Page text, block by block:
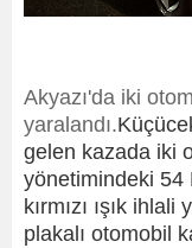
Akyazı'da iki
yaralandı.
gelen kazada iki
yönetimindeki 54
kırmızı ışık
plakalı otomobil